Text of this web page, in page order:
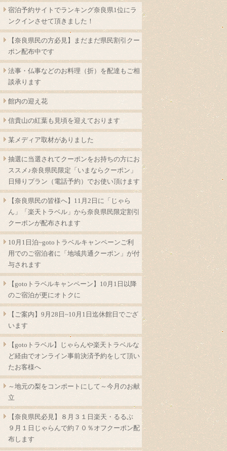
宿泊予約サイトでランキング奈良県1位にラ
ンクインさせて頂きました！
【奈良県民の方必見】まだまだ県民割引クー
ポン配布中です
法事・仏事などのお料理（折）を配達もご相
談承ります
館内の迎え花
信貴山の紅葉も見頃を迎えております
某メディア取材がありました
抽選に当選されてクーポンをお持ちの方にお
ススメ♪奈良県民限定「いまならクーポン」
日帰りプラン（電話予約）でお使い頂けます
【奈良県民の皆様へ】11月2日に「じゃら
ん」「楽天トラベル」から奈良県民限定割引
クーポンが配布されます
10月1日泊~gotoトラベルキャンペーンご利
用でのご宿泊者に「地域共通クーポン」が付
与されます
【gotoトラベルキャンペーン】10月1日以降
のご宿泊が更にオトクに
【ご案内】9月28日~10月1日迄休館日でござ
います
【gotoトラベル】じゃらんや楽天トラベルな
ど経由でオンライン事前決済予約をして頂い
たお客様へ
～地元の梨をコンポートにして～今月のお献
立
【奈良県民必見】８月３１日楽天・るるぶ
９月１日じゃらんで約７０％オフクーポン配
布します